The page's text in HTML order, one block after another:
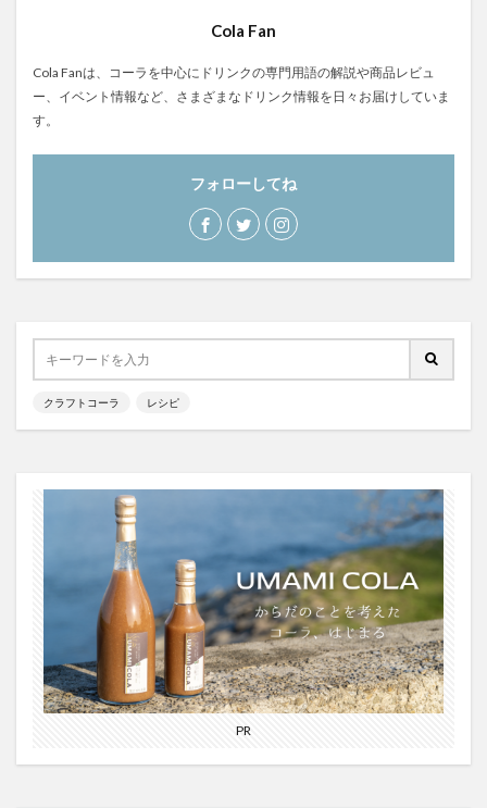
Cola Fan
Cola Fanは、コーラを中心にドリンクの専門用語の解説や商品レビュ
ー、イベント情報など、さまざまなドリンク情報を日々お届けしていま
す。
フォローしてね
クラフトコーラ レシピ
PR